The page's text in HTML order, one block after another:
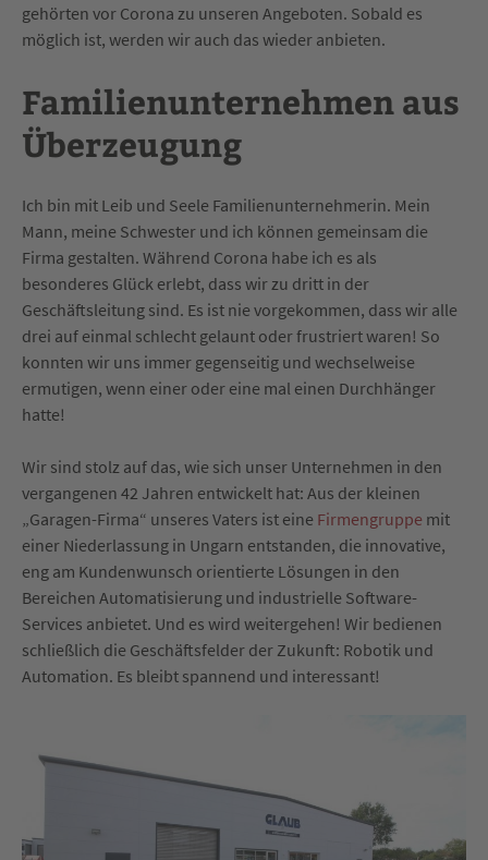
gehörten vor Corona zu unseren Angeboten. Sobald es
möglich ist, werden wir auch das wieder anbieten.
Familienunternehmen aus
Überzeugung
Ich bin mit Leib und Seele Familienunternehmerin. Mein
Mann, meine Schwester und ich können gemeinsam die
Firma gestalten. Während Corona habe ich es als
besonderes Glück erlebt, dass wir zu dritt in der
Geschäftsleitung sind. Es ist nie vorgekommen, dass wir alle
drei auf einmal schlecht gelaunt oder frustriert waren! So
konnten wir uns immer gegenseitig und wechselweise
ermutigen, wenn einer oder eine mal einen Durchhänger
hatte!
Wir sind stolz auf das, wie sich unser Unternehmen in den
vergangenen 42 Jahren entwickelt hat: Aus der kleinen
„Garagen-Firma“ unseres Vaters ist eine Firmengruppe mit
einer Niederlassung in Ungarn entstanden, die innovative,
eng am Kundenwunsch orientierte Lösungen in den
Bereichen Automatisierung und industrielle Software-
Services anbietet. Und es wird weitergehen! Wir bedienen
schließlich die Geschäftsfelder der Zukunft: Robotik und
Automation. Es bleibt spannend und interessant!